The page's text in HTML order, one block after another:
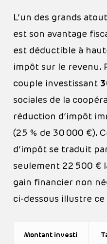
L’un des grands
est son avantage
est déductible à
impôt sur le revenu.
couple investissant
sociales de la
réduction d’impôt
(25 % de 30 000 €).
d’impôt se traduit
seulement 22 500 €
gain financier non
ci-dessous illustre
Montant investi